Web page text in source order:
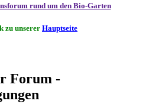
rund um den Bio-Garten
zu unserer Hauptseite
Forum -